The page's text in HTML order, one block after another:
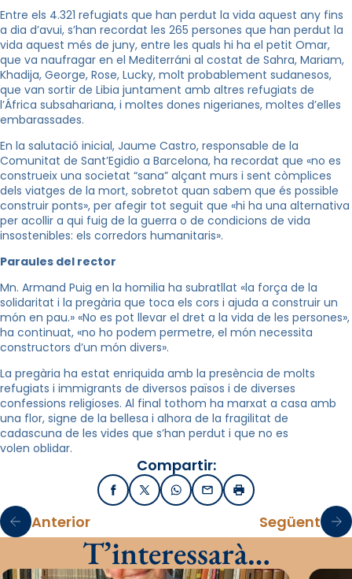
Entre els 4.321 refugiats que han perdut la vida aquest any fins
a dia d’avui, s’han recordat les 265 persones que han perdut la
vida aquest més de juny, entre les quals hi ha el petit Omar,
que va naufragar en el Mediterráni al costat de Sahra, Mariam,
Khadija, George, Rose, Lucky, molt probablement sudanesos,
que van sortir de Libia juntament amb altres refugiats de
l’África subsahariana, i moltes dones nigerianes, moltes d’elles
embarassades.
En la salutació inicial, Jaume Castro, responsable de la
Comunitat de Sant’Egidio a Barcelona, ha recordat que «no es
construeix una societat “sana” alçant murs i sent còmplices
dels viatges de la mort, sobretot quan sabem que és possible
construir ponts», per afegir tot seguit que «hi ha una alternativa
per acollir a qui fuig de la guerra o de condicions de vida
insostenibles: els corredors humanitaris».
Paraules del rector
Mn. Armand Puig en la homilia ha subratllat «la força de la
solidaritat i la pregària que toca els cors i ajuda a construir un
món en pau.» «No es pot llevar el dret a la vida de les persones»,
ha continuat, «no ho podem permetre, el món necessita
constructors d’un món divers».
La pregària ha estat enriquida amb la presència de molts
refugiats i immigrants de diversos països i de diverses
confessions religioses. Al final tothom ha marxat a casa amb
una flor, signe de la bellesa i alhora de la fragilitat de
cadascuna de les vides que s’han perdut i que no es
volen oblidar.
Compartir:
FacebookX / TwitterWhatsApp
EmailImprimir
Anterior Següent
T’interessarà…